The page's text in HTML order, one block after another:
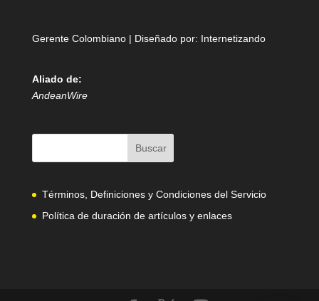
Gerente Colombiano | Diseñado por: Internetizando
Aliado de:
AndeanWire
Términos, Definiciones y Condiciones del Servicio
Política de duración de artículos y enlaces